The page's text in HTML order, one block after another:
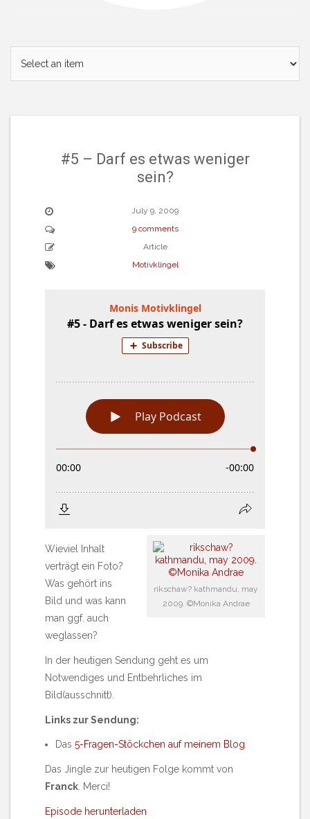
#5 – Darf es etwas weniger
sein?
July 9, 2009
9 comments
Article
Motivklingel
rikschaw? kathmandu, may
2009. ©Monika Andrae
Wieviel Inhalt
verträgt ein Foto?
Was gehört ins
Bild und was kann
man ggf. auch
weglassen?
In der heutigen Sendung geht es um
Notwendiges und Entbehrliches im
Bild(ausschnitt).
Links zur Sendung:
Das 5-Fragen-Stöckchen auf meinem Blog
Das Jingle zur heutigen Folge kommt von
Franck. Merci!
Episode herunterladen